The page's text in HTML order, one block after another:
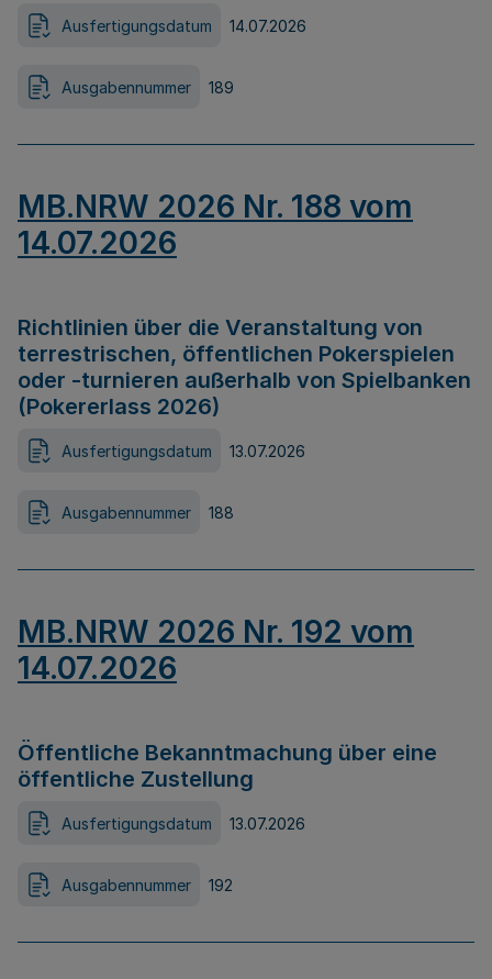
Ausfertigungsdatum 14.07.2026
Ausgabennummer 189
MB.NRW 2026 Nr. 188 vom
14.07.2026
Richtlinien über die Veranstaltung von
terrestrischen, öffentlichen Pokerspielen
oder -turnieren außerhalb von Spielbanken
(Pokererlass 2026)
Ausfertigungsdatum 13.07.2026
Ausgabennummer 188
MB.NRW 2026 Nr. 192 vom
14.07.2026
Öffentliche Bekanntmachung über eine
öffentliche Zustellung
Ausfertigungsdatum 13.07.2026
Ausgabennummer 192